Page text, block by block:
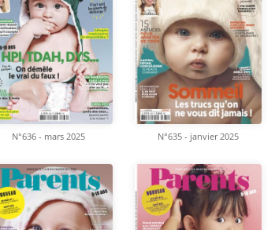
N°636 - mars 2025 N°635 - janvier 2025